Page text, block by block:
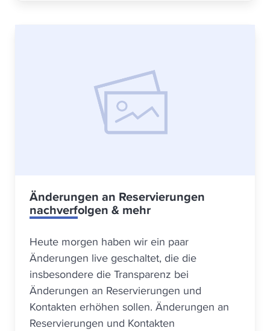
Änderungen an Reservierungen
nachverfolgen & mehr
Heute morgen haben wir ein paar
Änderungen live geschaltet, die die
insbesondere die Transparenz bei
Änderungen an Reservierungen und
Kontakten erhöhen sollen. Änderungen an
Reservierungen und Kontakten